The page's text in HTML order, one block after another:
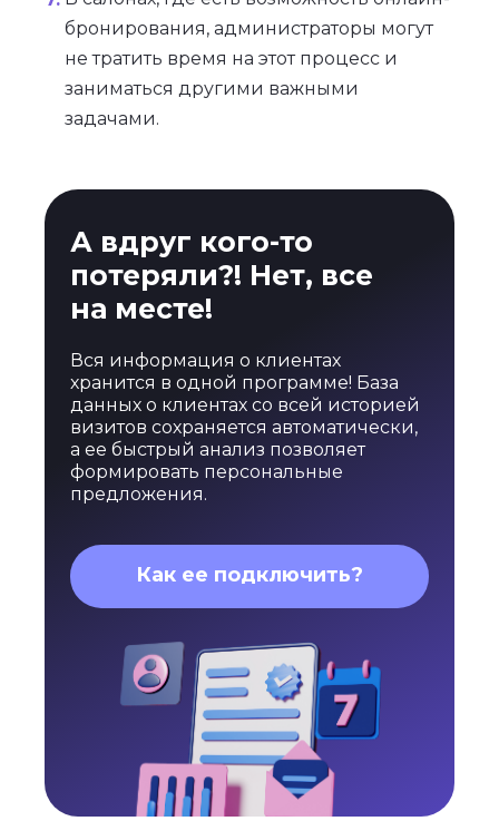
бронирования, администраторы могут
не тратить время на этот процесс и
заниматься другими важными
задачами.
А вдруг кого-то
потеряли?! Нет, все
на месте!
Вся информация о клиентах
хранится в одной программе! База
данных о клиентах со всей историей
визитов сохраняется автоматически,
а ее быстрый анализ позволяет
формировать персональные
предложения.
Как ее подключить?